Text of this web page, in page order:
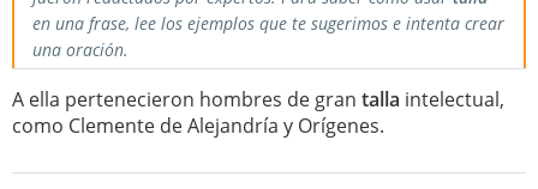
en una frase, lee los ejemplos que te sugerimos e intenta crear
una oración.
A ella pertenecieron hombres de gran talla intelectual,
como Clemente de Alejandría y Orígenes.